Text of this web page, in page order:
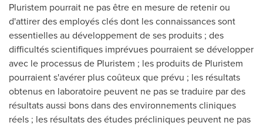
Pluristem pourrait ne pas être en mesure de retenir ou
d'attirer des employés clés dont les connaissances sont
essentielles au développement de ses produits ; des
difficultés scientifiques imprévues pourraient se développer
avec le processus de Pluristem ; les produits de Pluristem
pourraient s'avérer plus coûteux que prévu ; les résultats
obtenus en laboratoire peuvent ne pas se traduire par des
résultats aussi bons dans des environnements cliniques
réels ; les résultats des études précliniques peuvent ne pas